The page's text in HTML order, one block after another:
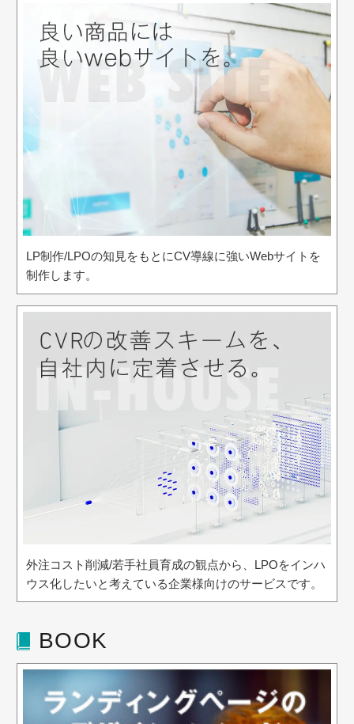
LP制作/LPOの知見をもとにCV導線に強いWebサイトを
制作します。
外注コスト削減/若手社員育成の観点から、LPOをインハ
ウス化したいと考えている企業様向けのサービスです。
BOOK